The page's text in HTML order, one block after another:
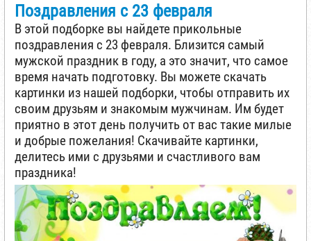
Поздравления с 23 февраля
В этой подборке вы найдете прикольные
поздравления с 23 февраля. Близится самый
мужской праздник в году, а это значит, что самое
время начать подготовку. Вы можете скачать
картинки из нашей подборки, чтобы отправить их
своим друзьям и знакомым мужчинам. Им будет
приятно в этот день получить от вас такие милые
и добрые пожелания! Скачивайте картинки,
делитесь ими с друзьями и счастливого вам
праздника!